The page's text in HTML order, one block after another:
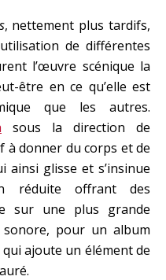
, nettement plus tardifs,
de différentes
l’œuvre scénique la
être en ce qu’elle est
que les autres.
sous la direction de
à donner du corps et de
ainsi glisse et s’insinue
réduite offrant des
sur une plus grande
pour un album
ajoute un élément de